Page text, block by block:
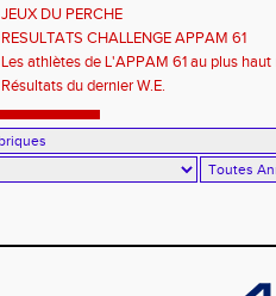
JEUX DU PERCHE
RESULTATS CHALLENGE APPAM 61
Les athlètes de L'APPAM 61 au plus
Résultats du dernier W.E.